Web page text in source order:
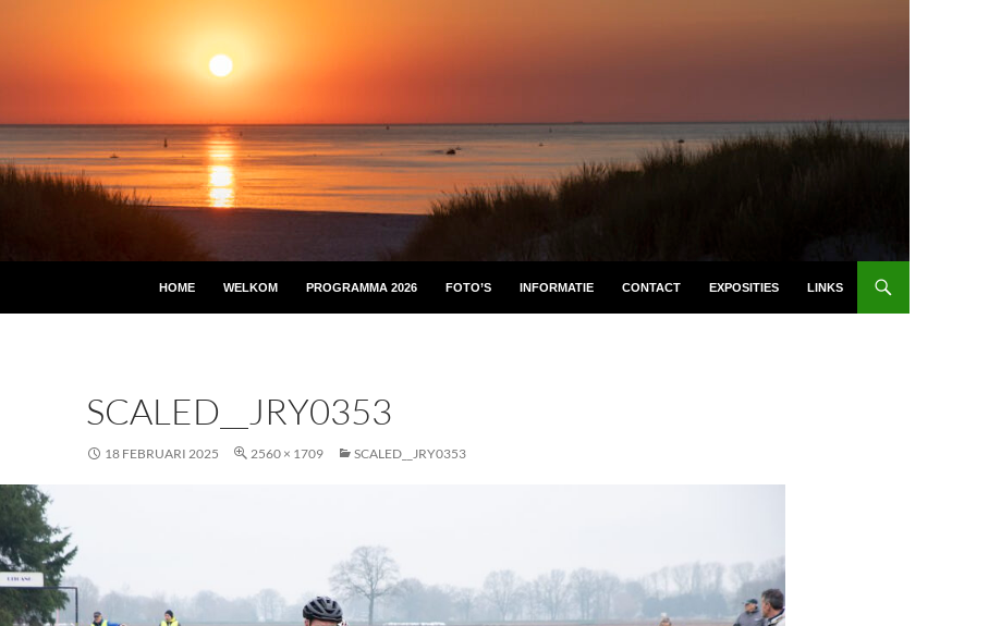
HOME WELKOM PROGRAMMA 2026 FOTO’S INFORMATIE CONTACT EXPOSITIES LINKS
SCALED__JRY0353
18 FEBRUARI 2025 2560 × 1709 SCALED__JRY0353